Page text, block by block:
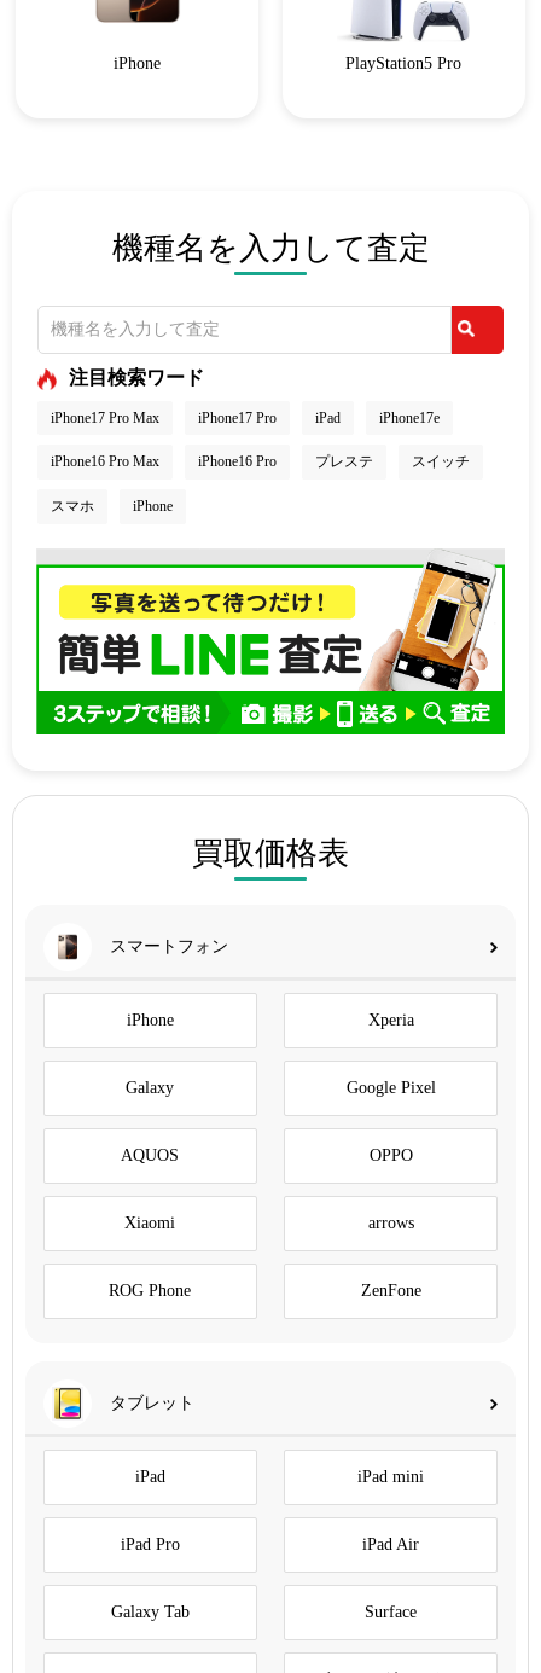
iPhone PlayStation5 Pro
機種名を入力して査定
注目検索ワード
iPhone17 Pro Max iPhone17 Pro iPad iPhone17e
iPhone16 Pro Max iPhone16 Pro プレステ スイッチ
スマホ iPhone
買取価格表
スマートフォン
iPhone Xperia
Galaxy Google Pixel
AQUOS OPPO
Xiaomi arrows
ROG Phone ZenFone
タブレット
iPad iPad mini
iPad Pro iPad Air
Galaxy Tab Surface